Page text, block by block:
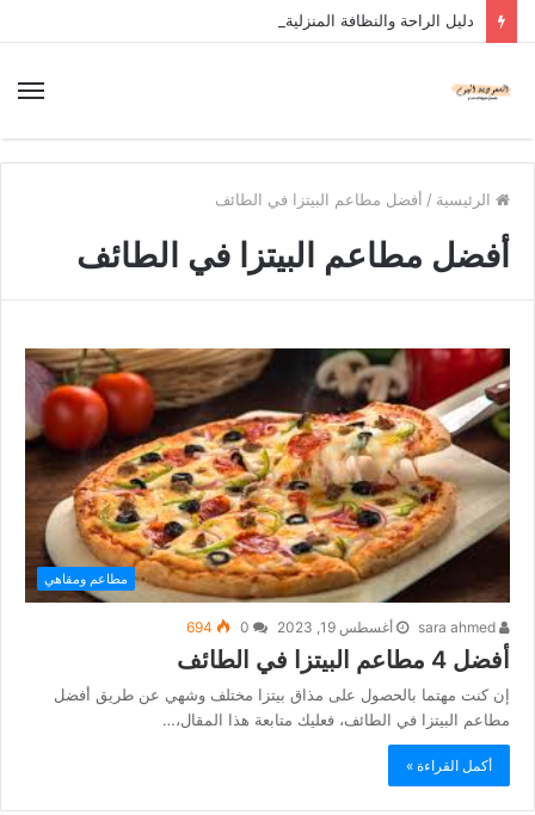
دليل الراحة والنظافة المنزلية
الرئيسية / أفضل مطاعم البيتزا في الطائف
أفضل مطاعم البيتزا في الطائف
مطاعم ومقاهي
أغسطس 19, 2023 694
أفضل 4 مطاعم البيتزا في الطائف
إن كنت مهتما بالحصول على مذاق بيتزا مختلف وشهي عن طريق أفضل
مطاعم البيتزا في الطائف، فعليك متابعة هذا المقال،…
أكمل القراءة »